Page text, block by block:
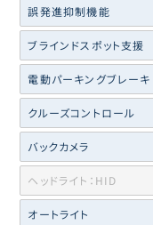
誤発進抑制機能
ブラインドスポット支援
電動パーキングブレーキ
クルーズコントロール
バックカメラ
ヘッドライト：HID
オートライト